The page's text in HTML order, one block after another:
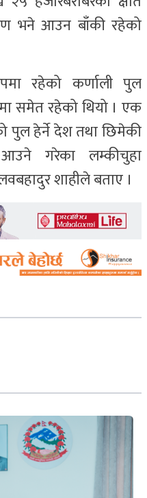
भने आउन बाँकी रहेको
रहेको कर्णाली पुल
समेत रहेको थियो । एक
पुल हेर्ने देश तथा छिमेकी
गरेका लम्कीचुहा
शाहीले बताए ।